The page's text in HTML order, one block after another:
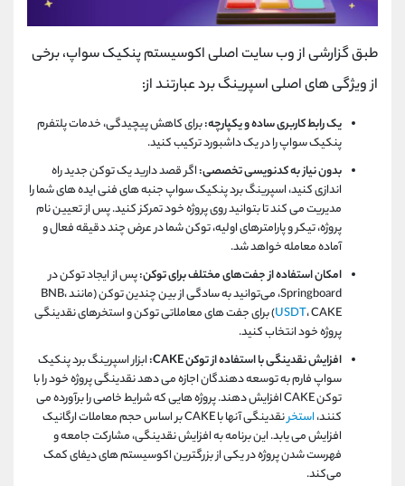
طبق گزارشی از وب سایت اصلی اکوسیستم پنکیک سواپ، برخی
از ویژگی های اصلی اسپرینگ برد عبارتند از:
یک رابط کاربری ساده و یکپارچه:برای کاهش پیچیدگی، خدمات پلتفرم
پنکیک سواپ را در یک داشبورد ترکیب کنید.
بدون نیاز به کدنویسی تخصصی:اگر قصد دارید یک توکن جدید راه
اندازی کنید، اسپرینگ برد پنکیک سواپ جنبه های فنی ایده های شما را
مدیریت می کند تا بتوانید روی پروژه خود تمرکز کنید. پس از تعیین نام
پروژه، تیکر و پارامترهای اولیه، توکن شما در عرض چند دقیقه فعال و
آماده معامله خواهد شد.
امکان استفاده از جفت‌های مختلف برای توکن:پس از ایجاد توکن در
Springboard، می‌توانید به سادگی از بین چندین توکن (مانند BNB،
USDT، CAKE) برای جفت ‌های معاملاتی توکن و استخرهای نقدینگی
پروژه خود انتخاب کنید.
افزایش نقدینگی با استفاده از توکن CAKE:
ابزار اسپرینگ برد پنکیک
سواپ فارم به توسعه دهندگان اجازه می دهد نقدینگی پروژه خود را با
توکن CAKE افزایش دهند. پروژه هایی که شرایط خاصی را برآورده می
کنند،استخر
نقدینگی آنها با CAKE بر اساس حجم معاملات ارگانیک
افزایش می یابد. این برنامه به افزایش نقدینگی، مشارکت جامعه و
فهرست شدن پروژه در یکی از بزرگترین اکوسیستم‌ های دیفای کمک
می‌کند.